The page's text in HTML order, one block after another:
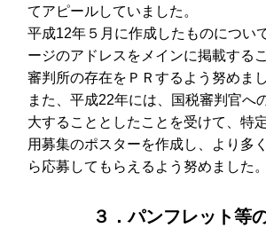
てアピールしていました。
平成12年５月に作成したものについ
ージのアドレスをメインに掲載する
審判所の存在をＰＲするよう努めまし
また、平成22年には、国税審判官へ
大することとしたことを受けて、特
用募集のポスターを作成し、より多
ら応募してもらえるよう努めました。
３．パンフレット等